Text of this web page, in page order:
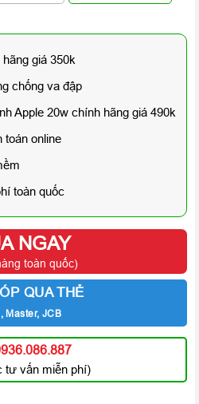
giá 350k
chống va đập
Apple 20w chính hãng giá 490k
toán online
toàn quốc
NGAY
toàn quốc)
QUA THẺ
Master, JCB
tư vấn miễn phí)